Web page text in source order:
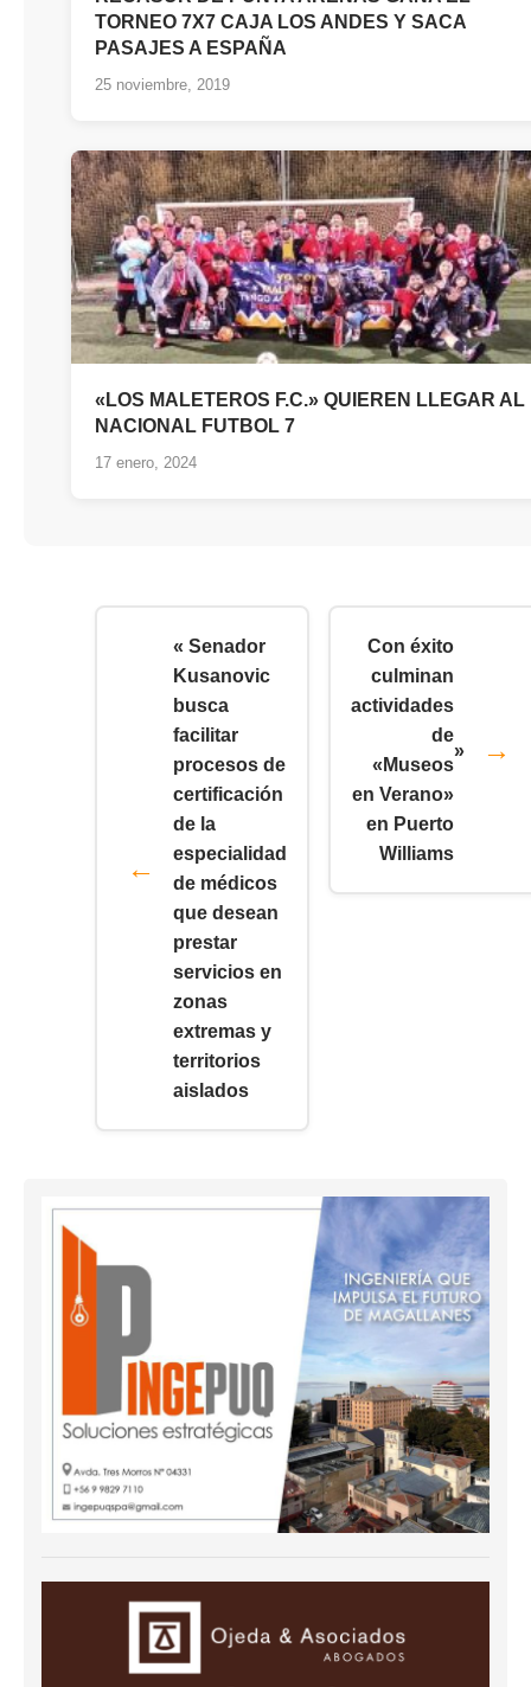
TORNEO 7X7 CAJA LOS ANDES Y SACA
PASAJES A ESPAÑA
25 noviembre, 2019
«LOS MALETEROS F.C.» QUIEREN LLEGAR AL
NACIONAL FUTBOL 7
17 enero, 2024
« Senador
Kusanovic
busca
facilitar
procesos de
certificación
de la
especialidad
de médicos
que desean
prestar
servicios en
zonas
extremas y
territorios
aislados
Con éxito
culminan
actividades
de
«Museos
en Verano»
en Puerto
Williams
»